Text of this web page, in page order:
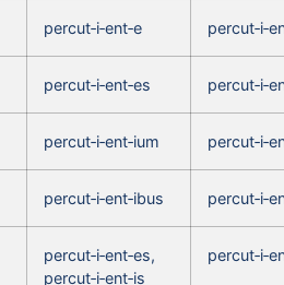
percut‑i‑ent‑e
percut‑i‑ent‑es
percut‑i‑ent‑ium
percut‑i‑ent‑ibus
percut‑i‑ent‑es,
percut‑i‑ent‑is